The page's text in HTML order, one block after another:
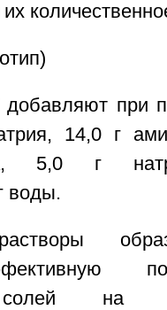
при
14,0 г
5,0 г
воды.
солей на